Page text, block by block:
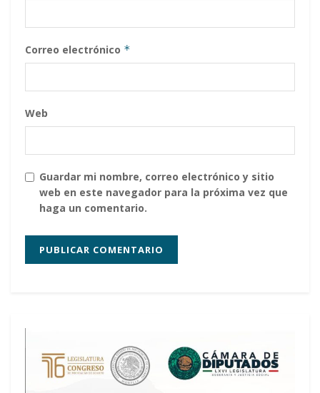
Correo electrónico *
Web
Guardar mi nombre, correo electrónico y sitio
web en este navegador para la próxima vez que
haga un comentario.